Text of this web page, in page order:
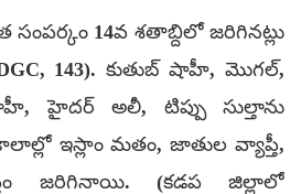
సంపర్కం 14వ శతాబ్దిలో జరిగినట్లు
143). కుతుబ్ షాహీ, మొగల్,
అలీ, టిప్పు సుల్తాను
ఇస్లాం మతం, జాతుల వ్యాప్తీ,
జరిగినాయి. (కడప జిల్లాలో